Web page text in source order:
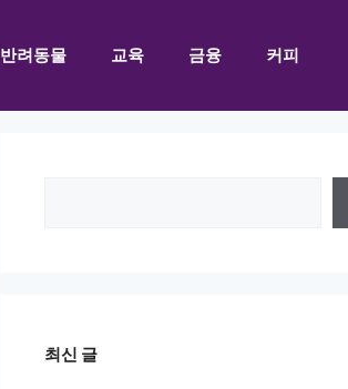
반려동물 교육 금융 커피
최신 글